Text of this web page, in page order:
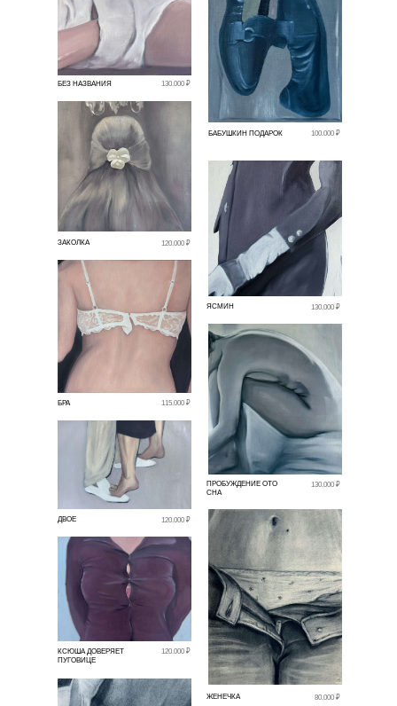
БАБУШКИН ПОДАРОК 100.000 ₽
ЯСМИН 130.000 ₽
БРА 115.000 ₽
ПРОБУЖДЕНИЕ ОТО
СНА
130.000 ₽
ЖЕНЕЧКА 80.000 ₽
КСЮША ДОВЕРЯЕТ
ПУГОВИЦЕ
120.000 ₽
ДВОЕ 120.000 ₽
ЗАКОЛКА 120.000 ₽
БЕЗ НАЗВАНИЯ 130.000 ₽